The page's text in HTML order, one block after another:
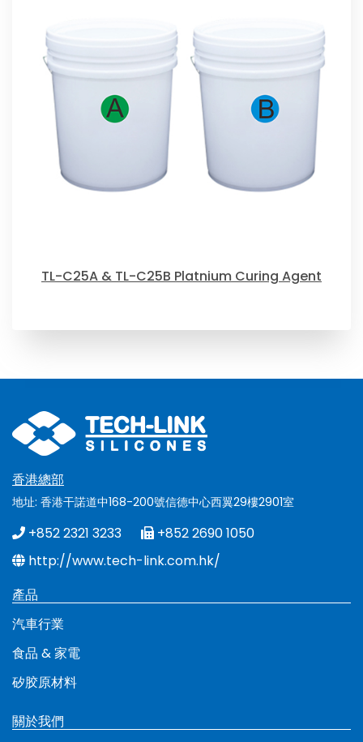
TL-C25A & TL-C25B Platnium Curing Agent
香港總部
地址: 香港干諾道中168-200號信德中心西翼29樓2901室
+852 2321 3233
+852 2690 1050
http://www.tech-link.com.hk/
產品
汽車行業
食品 & 家電
矽胶原材料
關於我們